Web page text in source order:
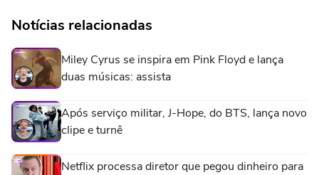
Notícias relacionadas
Miley Cyrus se inspira em Pink Floyd e lança
duas músicas: assista
Após serviço militar, J-Hope, do BTS, lança novo
clipe e turnê
Netflix processa diretor que pegou dinheiro para